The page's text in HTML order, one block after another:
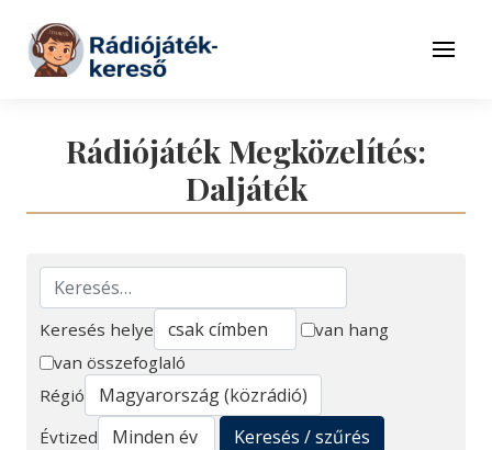
Tovább a tartalomhoz
Menü
Rádiójáték Megközelítés:
Daljáték
Keresés
Keresés helye
van hang
van összefoglaló
Régió
Évtized
Keresés / szűrés